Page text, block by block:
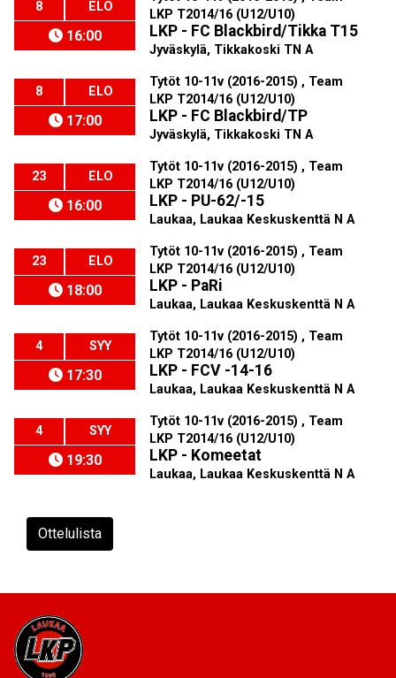
8 ELO
16:00
LKP T2014/16 (U12/U10)
LKP - FC Blackbird/Tikka T15
Jyväskylä, Tikkakoski TN A
8 ELO
17:00
Tytöt 10-11v (2016-2015) , Team
LKP T2014/16 (U12/U10)
LKP - FC Blackbird/TP
Jyväskylä, Tikkakoski TN A
23 ELO
16:00
Tytöt 10-11v (2016-2015) , Team
LKP T2014/16 (U12/U10)
LKP - PU-62/-15
Laukaa, Laukaa Keskuskenttä N A
23 ELO
18:00
Tytöt 10-11v (2016-2015) , Team
LKP T2014/16 (U12/U10)
LKP - PaRi
Laukaa, Laukaa Keskuskenttä N A
4 SYY
17:30
Tytöt 10-11v (2016-2015) , Team
LKP T2014/16 (U12/U10)
LKP - FCV -14-16
Laukaa, Laukaa Keskuskenttä N A
4 SYY
19:30
Tytöt 10-11v (2016-2015) , Team
LKP T2014/16 (U12/U10)
LKP - Komeetat
Laukaa, Laukaa Keskuskenttä N A
Ottelulista